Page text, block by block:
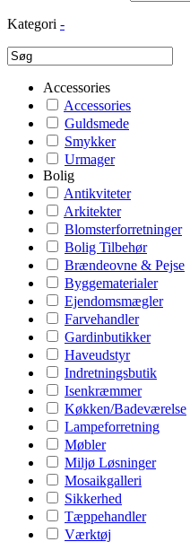
Kategori -
Accessories
Accessories
Guldsmede
Smykker
Urmager
Bolig
Antikviteter
Arkitekter
Blomsterforretninger
Bolig Tilbehør
Brændeovne & Pejse
Byggematerialer
Ejendomsmægler
Farvehandler
Gardinbutikker
Haveudstyr
Indretningsbutik
Isenkræmmer
Køkken/Badeværelse
Lampeforretning
Møbler
Miljø Løsninger
Mosaikgalleri
Sikkerhed
Tæppehandler
Værktøj